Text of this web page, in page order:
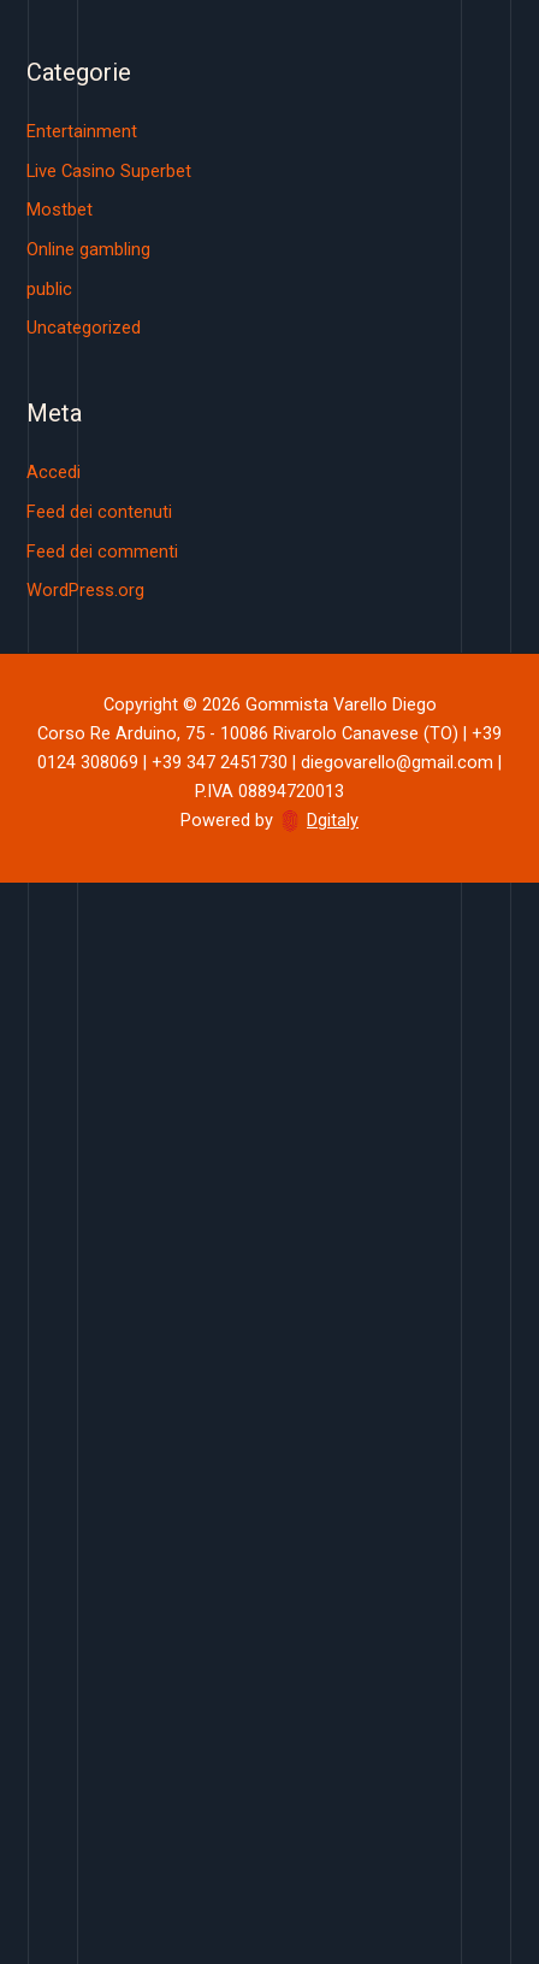
Categorie
Entertainment
Live Casino Superbet
Mostbet
Online gambling
public
Uncategorized
Meta
Accedi
Feed dei contenuti
Feed dei commenti
WordPress.org
Copyright © 2026 Gommista Varello Diego
Corso Re Arduino, 75 - 10086 Rivarolo Canavese (TO) | +39
0124 308069 | +39 347 2451730 | diegovarello@gmail.com |
P.IVA 08894720013
Powered by
Dgitaly